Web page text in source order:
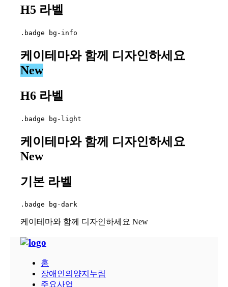
H5 라벨
.badge bg-info
케이테마와 함께 디자인하세요
New
H6 라벨
.badge bg-light
케이테마와 함께 디자인하세요
New
기본 라벨
.badge bg-dark
케이테마와 함께 디자인하세요 New
홈
장애인의양지누림
주요사업